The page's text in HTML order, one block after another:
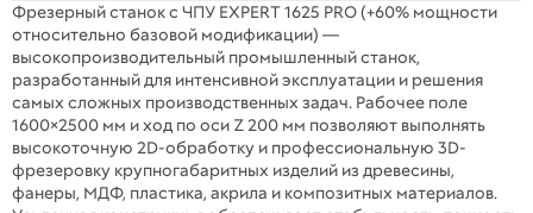
Фрезерный станок с ЧПУ EXPERT 1625 PRO (+60% мощности
относительно базовой модификации) —
высокопроизводительный промышленный станок,
разработанный для интенсивной эксплуатации и решения
самых сложных производственных задач. Рабочее поле
1600×2500 мм и ход по оси Z 200 мм позволяют выполнять
высокоточную 2D-обработку и профессиональную 3D-
фрезеровку крупногабаритных изделий из древесины,
фанеры, МДФ, пластика, акрила и композитных материалов.